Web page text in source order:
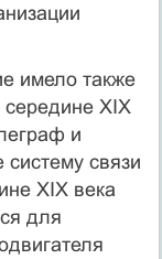
имело также
середине XIX
и
связи
XIX века
для